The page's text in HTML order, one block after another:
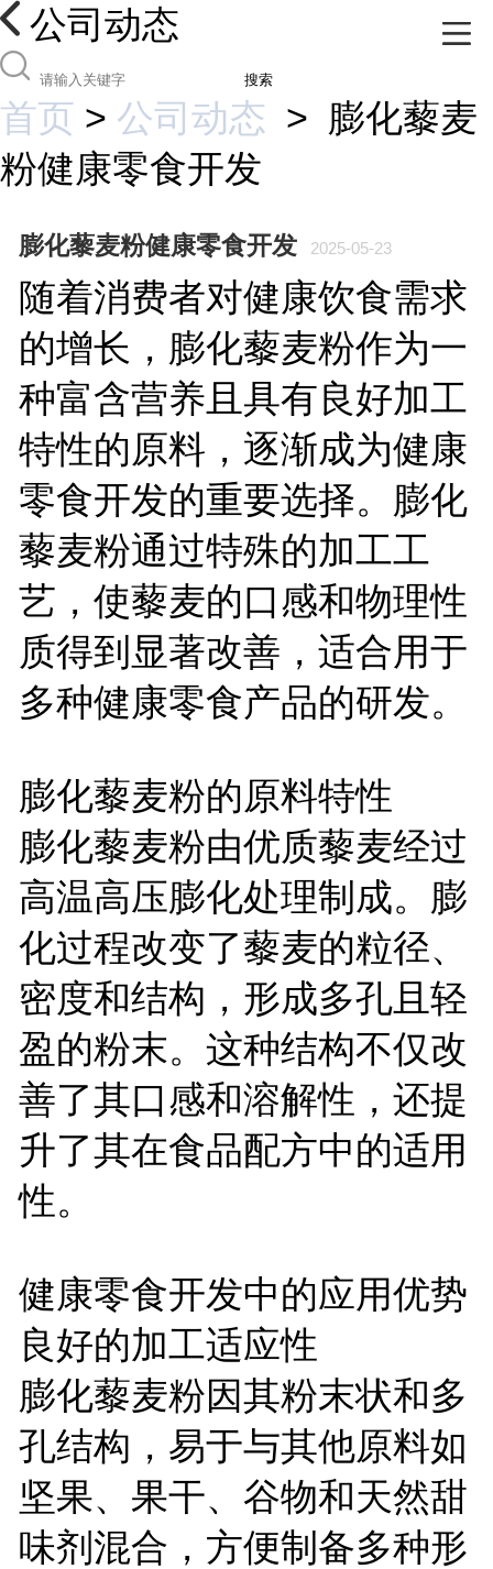
公司动态
搜索
首页 > 公司动态 > 膨化藜麦
粉健康零食开发
膨化藜麦粉健康零食开发 2025-05-23
随着消费者对健康饮食需求
的增长，膨化藜麦粉作为一
种富含营养且具有良好加工
特性的原料，逐渐成为健康
零食开发的重要选择。膨化
藜麦粉通过特殊的加工工
艺，使藜麦的口感和物理性
质得到显著改善，适合用于
多种健康零食产品的研发。
膨化藜麦粉的原料特性
膨化藜麦粉由优质藜麦经过
高温高压膨化处理制成。膨
化过程改变了藜麦的粒径、
密度和结构，形成多孔且轻
盈的粉末。这种结构不仅改
善了其口感和溶解性，还提
升了其在食品配方中的适用
性。
健康零食开发中的应用优势
良好的加工适应性
膨化藜麦粉因其粉末状和多
孔结构，易于与其他原料如
坚果、果干、谷物和天然甜
味剂混合，方便制备多种形